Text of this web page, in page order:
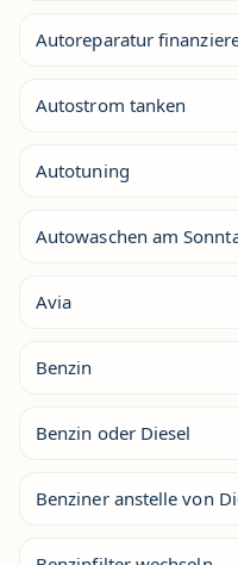
Autoreparatur
Autostrom tanken
Autotuning
Autowaschen am
Avia
Benzin
Benzin oder Diesel
Benziner anstelle von